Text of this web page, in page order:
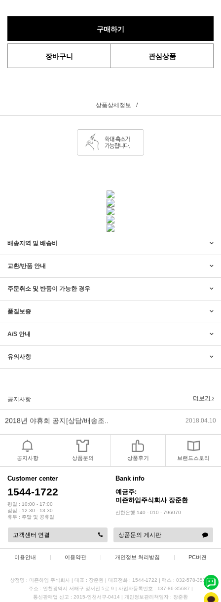
구매하기
장바구니 관심상품
상품상세정보
배송지역 및 배송비
교환/반품 안내
주문취소 및 반품이 가능한 경우
품질보증
A/S 안내
유의사항
공지사항 더보기
2017년 미즌하임 리뉴얼 2017.03.06
2019년 설 명절 배송지연 안내 2019.01.23
2018년 야휴회 공지[상담/배송조.. 2018.04.10
2018년 모바일샵 리뉴얼 업데이..
2017년 미즌하임 리뉴얼 2017.03.06
2019년 설 명절 배송지연 안내
공지사항 상품문의 상품후기 브랜드스토리
Customer center
1544-1722
평일 : 10:00 - 17:00
점심 : 12:30 - 13:30
휴무 : 주말 및 공휴일
Bank info
예금주:
미즌하임주식회사 장준환
신한은행 140 - 010 - 796070
고객센터 연결 상품문의 게시판
이용안내 | 이용약관 | 개인정보 처리방침 | PC버젼
상점명 : 미즌하임 주식회사 | 대표 : 장준환 | 대표전화 : 1544-1722 | 팩스 : 032-578-3538 |
주소 : 인천광역시 서해구 정서진 5로 9 | 사업자등록번호 : 137-86-35687 |
통신판매업 신고 : 2015-인천서구-0414 | 개인정보관리책임자 : 장준환